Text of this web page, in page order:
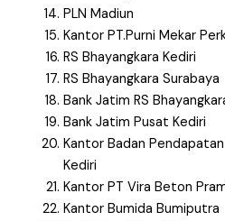
PLN Madiun
Kantor PT.Purni Mekar
RS Bhayangkara Kediri
RS Bhayangkara Surabaya
Bank Jatim RS
Bank Jatim Pusat Kediri
Kantor Badan
Kediri
Kantor PT Vira Beton
Kantor Bumida Bumiputra